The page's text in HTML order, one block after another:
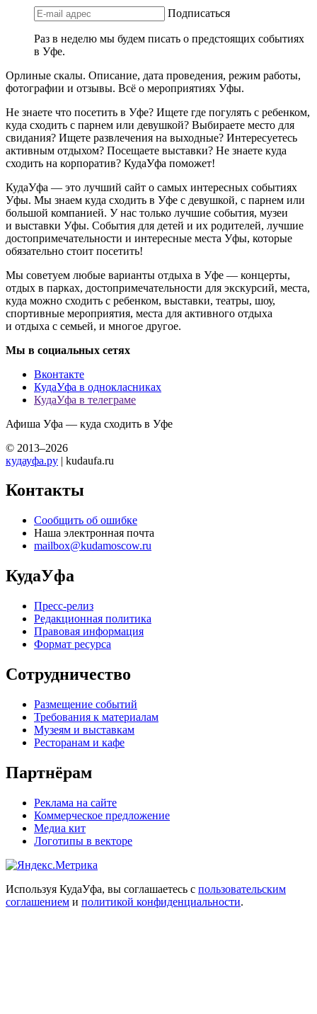
Подписаться
Раз в неделю мы будем писать о предстоящих событиях
в Уфе.
Орлиные скалы. Описание, дата проведения, режим работы,
фотографии и отзывы. Всё о мероприятиях Уфы.
Не знаете что посетить в Уфе? Ищете где погулять с ребенком,
куда сходить с парнем или девушкой? Выбираете место для
свидания? Ищете развлечения на выходные? Интересуетесь
активным отдыхом? Посещаете выставки? Не знаете куда
сходить на корпоратив? КудаУфа поможет!
КудаУфа — это лучший сайт о самых интересных событиях
Уфы. Мы знаем куда сходить в Уфе с девушкой, с парнем или
большой компанией. У нас только лучшие события, музеи
и выставки Уфы. События для детей и их родителей, лучшие
достопримечательности и интересные места Уфы, которые
обязательно стоит посетить!
Мы советуем любые варианты отдыха в Уфе — концерты,
отдых в парках, достопримечательности для экскурсий, места,
куда можно сходить с ребенком, выставки, театры, шоу,
спортивные мероприятия, места для активного отдыха
и отдыха с семьей, и многое другое.
Мы в социальных сетях
Вконтакте
КудаУфа в однокласниках
КудаУфа в телеграме
Афиша Уфа — куда сходить в Уфе
© 2013–2026
кудауфа.ру | kudaufa.ru
Контакты
Сообщить об ошибке
Наша электронная почта
mailbox@kudamoscow.ru
КудаУфа
Пресс-релиз
Редакционная политика
Правовая информация
Формат ресурса
Сотрудничество
Размещение событий
Требования к материалам
Музеям и выставкам
Ресторанам и кафе
Партнёрам
Реклама на сайте
Коммерческое предложение
Медиа кит
Логотипы в векторе
Используя КудаУфа, вы соглашаетесь с пользовательским
соглашением и политикой конфиденциальности.